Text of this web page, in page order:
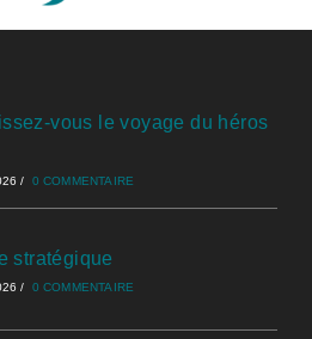
vous le voyage du héros
/ 0 COMMENTAIRE
stratégique
/ 0 COMMENTAIRE